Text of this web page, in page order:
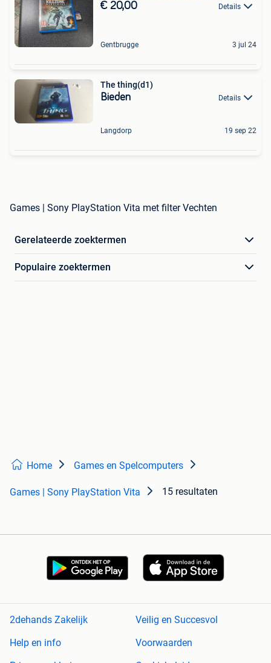
€ 20,00 Details
Gentbrugge 3 jul 24
The thing(d1)
Bieden Details
Langdorp 19 sep 22
Games | Sony PlayStation Vita met filter Vechten
Gerelateerde zoektermen
Populaire zoektermen
Home Games en Spelcomputers
Games | Sony PlayStation Vita 15 resultaten
2dehands Zakelijk
Veilig en Succesvol
Help en info
Voorwaarden